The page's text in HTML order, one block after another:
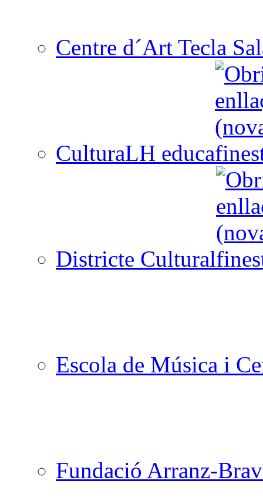
Centre d´Art Tecla
CulturaLH educa
Districte Cultural
Escola de Música i
Fundació Arranz-